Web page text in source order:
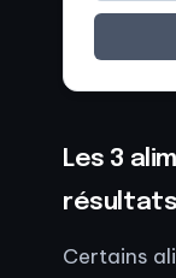
Les 3
Certains